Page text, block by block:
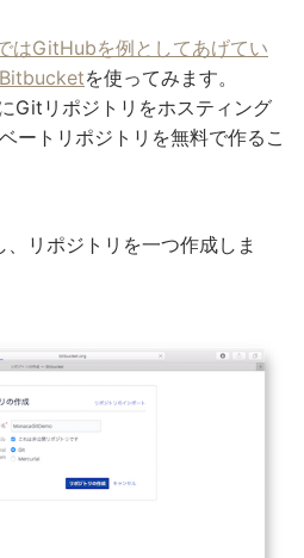
はGitHubを例としてあげてい
Bitbucketを使ってみます。
Gitリポジトリをホスティング
ートリポジトリを無料で作るこ
リポジトリを一つ作成しま